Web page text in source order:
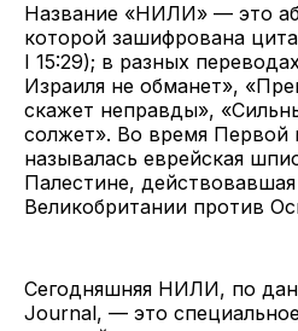
Название «НИЛИ» — это
которой зашифрована
I 15:29); в разных
Израиля не обманет»,
скажет неправды»,
солжет». Во время
называлась еврейская
Палестине,
Великобритании против
Сегодняшняя НИЛИ, по
Journal, — это